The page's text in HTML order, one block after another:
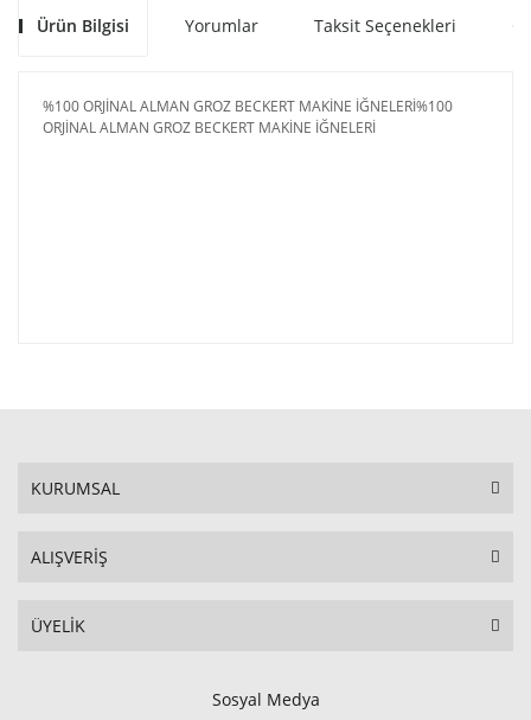
Ürün Bilgisi Yorumlar Taksit Seçenekleri
%100 ORJİNAL ALMAN GROZ BECKERT MAKİNE İĞNELERİ%100
ORJİNAL ALMAN GROZ BECKERT MAKİNE İĞNELERİ
KURUMSAL
ALIŞVERİŞ
ÜYELİK
Sosyal Medya